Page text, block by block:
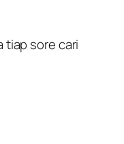
tiap sore cari